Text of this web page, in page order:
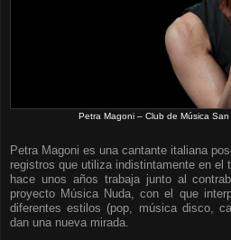
Petra Magoni – Club de Música
Petra Magoni es una cantante italiana
registros que utiliza indistintamente en el
hace unos años trabaja junto al
proyecto Música Nuda, con el que
diferentes estilos (pop, música disco,
dan una nueva mirada.